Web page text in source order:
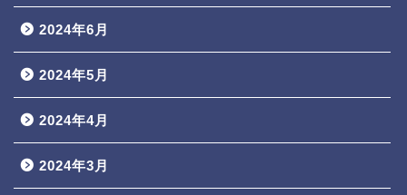
2024年6月
2024年5月
2024年4月
2024年3月